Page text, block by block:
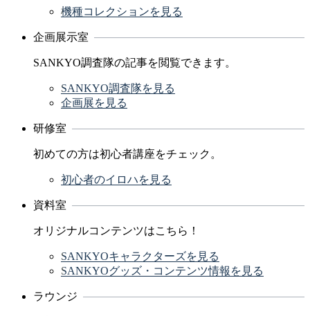
機種コレクションを見る
企画展示室
SANKYO調査隊の記事を閲覧できます。
SANKYO調査隊を見る
企画展を見る
研修室
初めての方は初心者講座をチェック。
初心者のイロハを見る
資料室
オリジナルコンテンツはこちら！
SANKYOキャラクターズを見る
SANKYOグッズ・コンテンツ情報を見る
ラウンジ